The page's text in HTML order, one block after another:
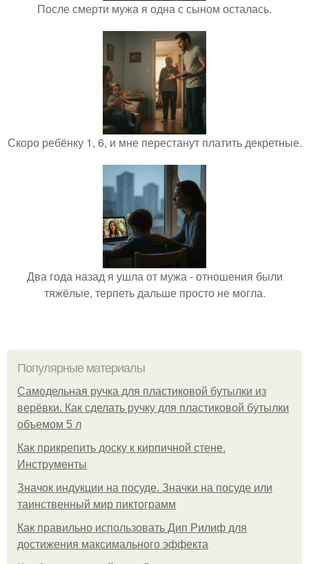
После смерти мужа я одна с сыном осталась.
Скоро ребёнку 1, 6, и мне перестанут платить декретные.
Два года назад я ушла от мужа - отношения были
тяжёлые, терпеть дальше просто не могла.
Популярные материалы
Самодельная ручка для пластиковой бутылки из
верёвки. Как сделать ручку для пластиковой бутылки
объемом 5 л
Как прикрепить доску к кирпичной стене.
Инструменты
Значок индукции на посуде. Значки на посуде или
таинственный мир пиктограмм
Как правильно использовать Дип Рилиф для
достижения максимального эффекта